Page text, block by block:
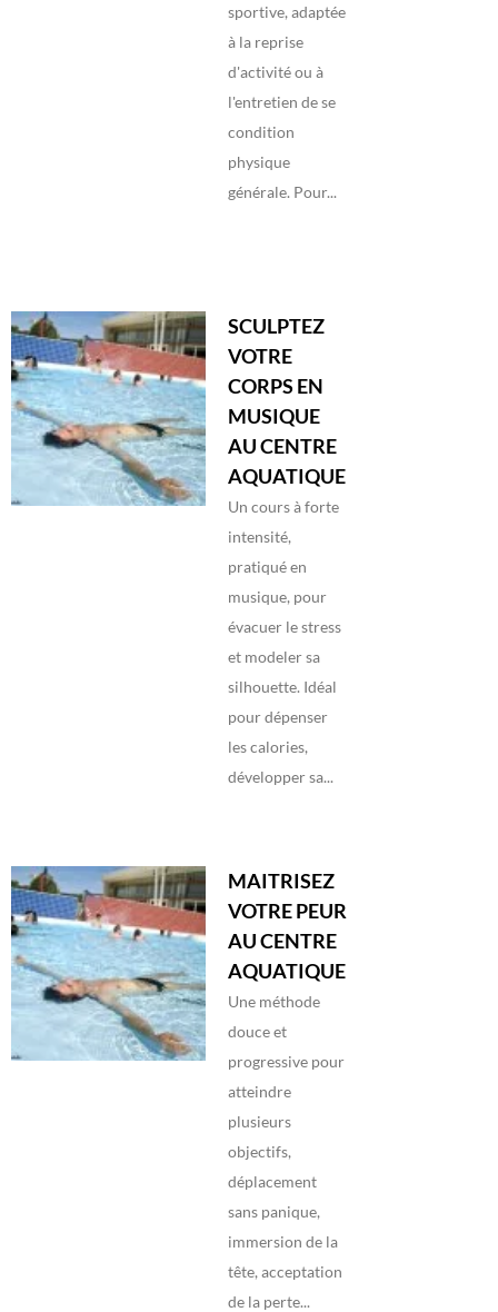
sportive, adaptée
à la reprise
d'activité ou à
l'entretien de se
condition
physique
générale. Pour...
SCULPTEZ
VOTRE
CORPS EN
MUSIQUE
AU CENTRE
AQUATIQUE
Un cours à forte
intensité,
pratiqué en
musique, pour
évacuer le stress
et modeler sa
silhouette. Idéal
pour dépenser
les calories,
développer sa...
MAITRISEZ
VOTRE PEUR
AU CENTRE
AQUATIQUE
Une méthode
douce et
progressive pour
atteindre
plusieurs
objectifs,
déplacement
sans panique,
immersion de la
tête, acceptation
de la perte...